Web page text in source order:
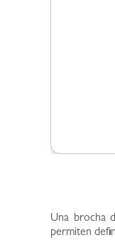
Una brocha
permiten